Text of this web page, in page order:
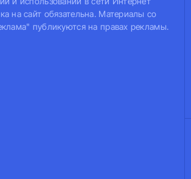
на сайт обязательна. Материалы со
публикуются на правах рекламы.